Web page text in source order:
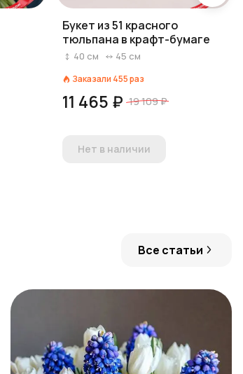
Букет из 51 красного
тюльпана в крафт-бумаге
40 см 45 см
Заказали 455раз
11 465 ₽ 19 109 ₽
Нет в наличии
Все статьи